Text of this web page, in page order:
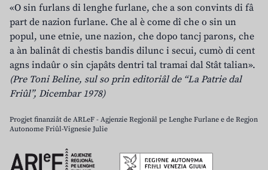
«O sin furlans di lenghe furlane, che a son convints di fâ
part de nazion furlane. Che al è come dî che o sin un
popul, une etnie, une nazion, che dopo tancj parons, che
a àn balinât di chestis bandis dilunc i secui, cumò di cent
agns indaûr o sin cjapâts dentri tal tramai dal Stât talian».
(Pre Toni Beline, sul so prin editoriâl de “La Patrie dal
Friûl”, Dicembar 1978)
Progjet finanziât de ARLeF - Agjenzie Regjonâl pe Lenghe Furlane e de Regjon
Autonome Friûl-Vignesie Julie